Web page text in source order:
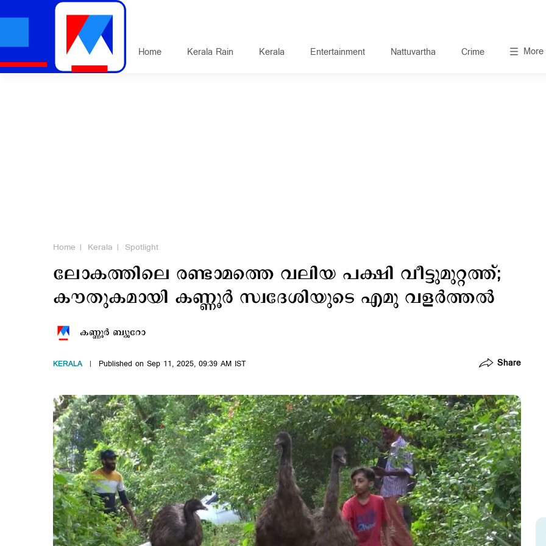
Home Kerala Rain Kerala Entertainment Nattuvartha Crime More
Home Kerala Spotlight
ലോകത്തിലെ രണ്ടാമത്തെ വലിയ പക്ഷി വീട്ടുമുറ്റത്ത്;
കൗതുകമായി കണ്ണൂര്‍ സ്വദേശിയുടെ എമു വളര്‍ത്തല്‍
കണ്ണൂര്‍ ബ്യൂറോ
KERALA Published on Sep 11, 2025, 09:39 AM IST Share